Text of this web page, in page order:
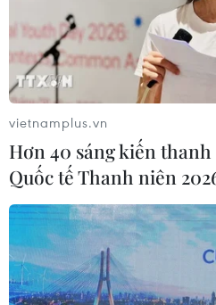
vietnamplus.vn
Hơn 40 sáng kiến
Quốc tế Thanh niên